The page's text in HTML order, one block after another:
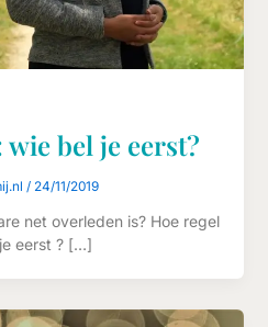
bel je eerst?
/ 24/11/2019
net overleden is? Hoe regel
eerst ? […]